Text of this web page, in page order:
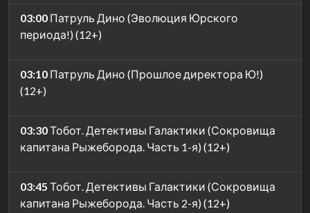
03:00 Патруль Дино (Эволюция Юрского
периода!) (12+)
03:10 Патруль Дино (Прошлое директора Ю!)
(12+)
03:30Тобот. Детективы Галактики (Сокровища
капитана Рыжеборода. Часть 1-я) (12+)
03:45 Тобот. Детективы Галактики (Сокровища
капитана Рыжеборода. Часть 2-я) (12+)